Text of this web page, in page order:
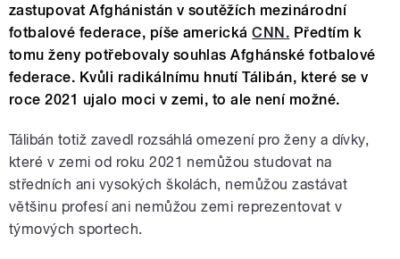
zastupovat Afghánistán v soutěžích mezinárodní
fotbalové federace, píše americkáCNN. Předtím k
tomu ženy potřebovaly souhlas Afghánské fotbalové
federace. Kvůli radikálnímu hnutí Tálibán, které se v
roce 2021 ujalo moci v zemi, to ale není možné.
Tálibán totiž zavedl rozsáhlá omezení pro ženy a dívky,
které v zemi od roku 2021 nemůžou studovat na
středních ani vysokých školách, nemůžou zastávat
většinu profesí ani nemůžou zemi reprezentovat v
týmových sportech.